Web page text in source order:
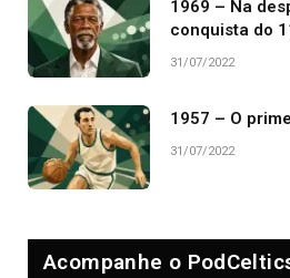
1969 – Na
conquista do
31/07/2022
1957 – O
31/07/2022
Acompanhe o